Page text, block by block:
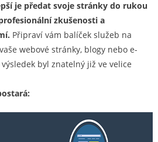
je předat svoje stránky do rukou
zkušenosti a
Připraví vám balíček služeb na
webové stránky, blogy nebo e-
byl znatelný již ve velice